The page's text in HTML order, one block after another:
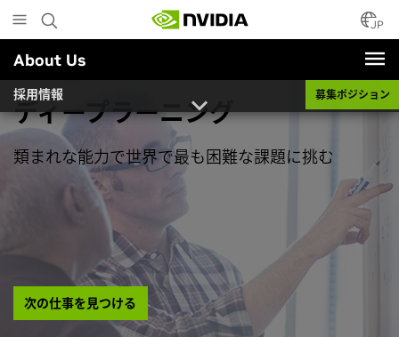
to
main
content
JP
About Us
採用情報 募集ポジション
ディープラーニング
類まれな能力で世界で最も困難な課題に挑む
次の仕事を見つける